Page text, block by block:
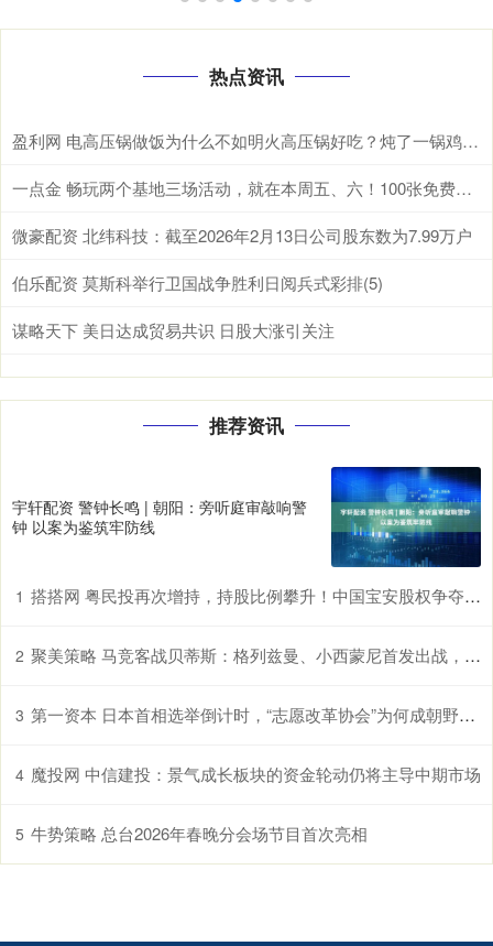
热点资讯
盈利网 电高压锅做饭为什么不如明火高压锅好吃？炖了一锅鸡汤后，我懂了
一点金 畅玩两个基地三场活动，就在本周五、六！100张免费门票等你领→
微豪配资 北纬科技：截至2026年2月13日公司股东数为7.99万户
伯乐配资 莫斯科举行卫国战争胜利日阅兵式彩排(5)
谋略天下 美日达成贸易共识 日股大涨引关注
推荐资讯
宇轩配资 警钟长鸣 | 朝阳：旁听庭审敲响警
钟 以案为鉴筑牢防线
1 搭搭网 粤民投再次增持，持股比例攀升！中国宝安股权争夺战或再起
2 聚美策略 马竞客战贝蒂斯：格列兹曼、小西蒙尼首发出战，卢克曼首秀
3 第一资本 日本首相选举倒计时，“志愿改革协会”为何成朝野争抢的香饽饽？
4 魔投网 中信建投：景气成长板块的资金轮动仍将主导中期市场
5 牛势策略 总台2026年春晚分会场节目首次亮相